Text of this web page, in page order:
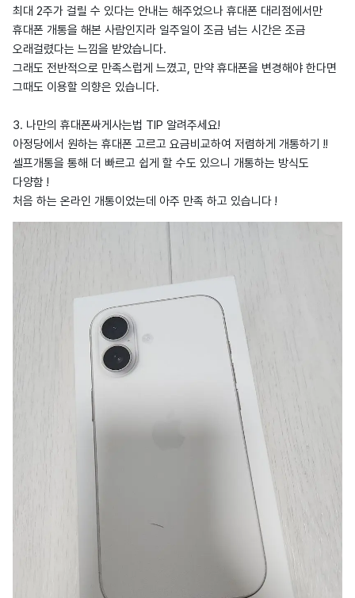
최대 2주가 걸릴 수 있다는 안내는 해주었으나 휴대폰 대리점에서만
휴대폰 개통을 해본 사람인지라 일주일이 조금 넘는 시간은 조금
오래걸렸다는 느낌을 받았습니다.
그래도 전반적으로 만족스럽게 느꼈고, 만약 휴대폰을 변경해야 한다면
그때도 이용할 의향은 있습니다.
3. 나만의 휴대폰싸게사는법 TIP 알려주세요!
아정당에서 원하는 휴대폰 고르고 요금비교하여 저렴하게 개통하기 !!
셀프개통을 통해 더 빠르고 쉽게 할 수도 있으니 개통하는 방식도
다양함 !
처음 하는 온라인 개통이었는데 아주 만족 하고 있습니다 !